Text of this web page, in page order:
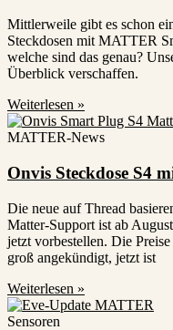
Mittlerweile gibt es schon
Steckdosen mit MATTER
welche sind das genau?
Überblick verschaffen.
Weiterlesen »
MATTER-News
Onvis Steckdose S4
Die neue auf Thread
Matter-Support ist ab
jetzt vorbestellen. Die
groß angekündigt, jetzt ist
Weiterlesen »
Sensoren